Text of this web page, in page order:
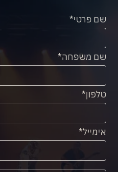
שם פרטי
שם משפחה
טלפון
אימייל